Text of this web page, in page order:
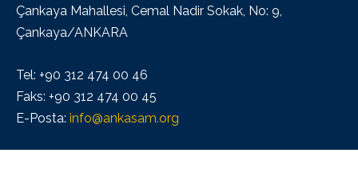
Çankaya Mahallesi, Cemal Nadir Sokak, No: 9,
Çankaya/ANKARA
Tel: +90 312 474 00 46
Faks: +90 312 474 00 45
E-Posta: info@ankasam.org